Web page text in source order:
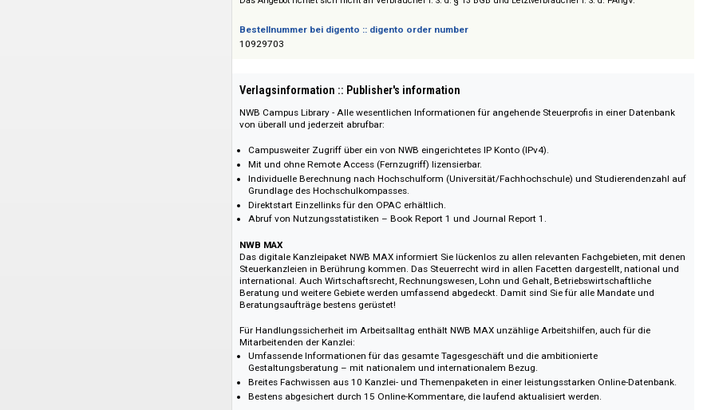
Siehe auch:
Bestellnummer bei digento :: digento order number
10929703
Verlagsinformation :: Publisher's information
NWB Campus Library - Alle wesentlichen Informationen für angehende Steuerprofis in einer
von überall und jederzeit abrufbar:
Campusweiter Zugriff über ein von NWB eingerichtetes IP Konto (IPv4).
Individuelle Berechnung nach Hochschulform (Universität/Fachhochschule) und
Grundlage des Hochschulkompasses.
Direktstart Einzellinks für den OPAC erhältlich.
Abruf von Nutzungsstatistiken – Book Report 1 und Journal Report 1.
Das digitale Kanzleipaket NWB MAX informiert Sie lückenlos zu allen relevanten Fachgebieten,
Steuerkanzleien in Berührung kommen. Das Steuerrecht wird in allen Facetten dargestellt,
international. Auch Wirtschaftsrecht, Rechnungswesen, Lohn und Gehalt,
Beratung und weitere Gebiete werden umfassend abgedeckt. Damit sind Sie für alle Mandate
Beratungsaufträge bestens gerüstet!